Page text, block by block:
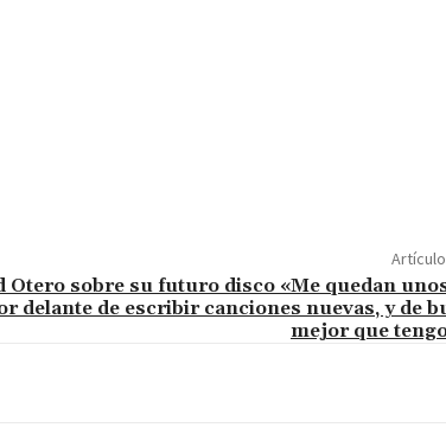
Otero sobre su futuro disco «Me quedan
delante de escribir canciones nuevas, y de
mejor que